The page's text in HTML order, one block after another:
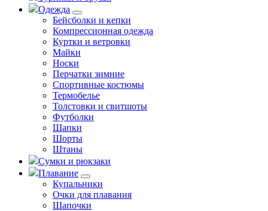
Одежда
Бейсболки и кепки
Компрессионная одежда
Куртки и ветровки
Майки
Носки
Перчатки зимние
Спортивные костюмы
Термобелье
Толстовки и свитшоты
Футболки
Шапки
Шорты
Штаны
Сумки и рюкзаки
Плавание
Купальники
Очки для плавания
Шапочки